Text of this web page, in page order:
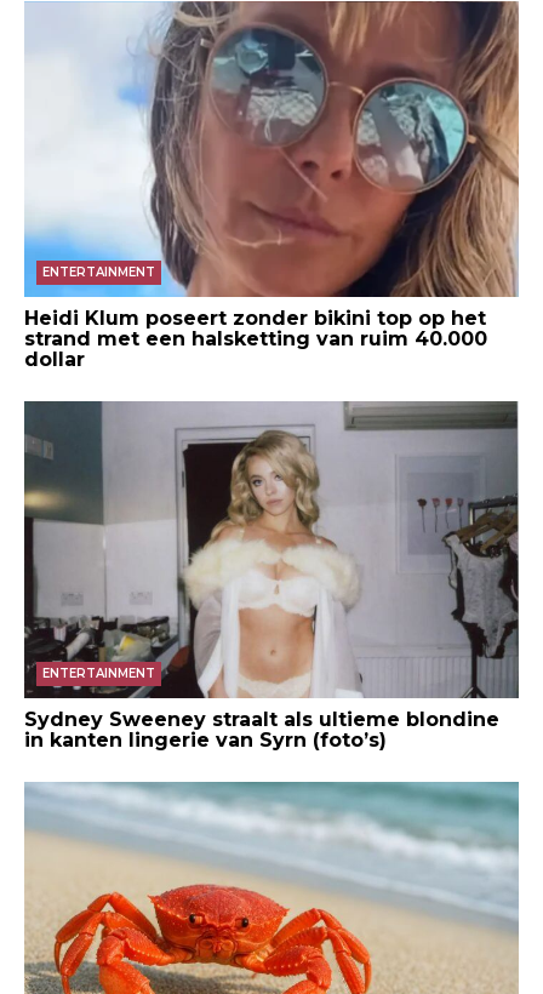
ENTERTAINMENT
Heidi Klum poseert zonder bikini top op het
strand met een halsketting van ruim 40.000
dollar
ENTERTAINMENT
Sydney Sweeney straalt als ultieme blondine
in kanten lingerie van Syrn (foto’s)